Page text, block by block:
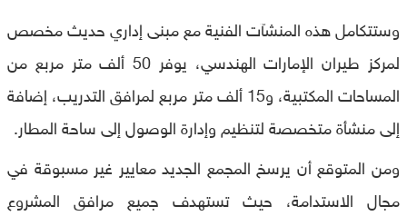
وستتكامل هذه المنشآت الفنية مع مبنى إداري حديث مخصص
لمركز طيران الإمارات الهندسي، يوفر 50 ألف متر مربع من
المساحات المكتبية، و15 ألف متر مربع لمرافق التدريب، إضافة
إلى منشأة متخصصة لتنظيم وإدارة الوصول إلى ساحة المطار.
ومن المتوقع أن يرسخ المجمع الجديد معايير غير مسبوقة في
مجال الاستدامة، حيث تستهدف جميع مرافق المشروع